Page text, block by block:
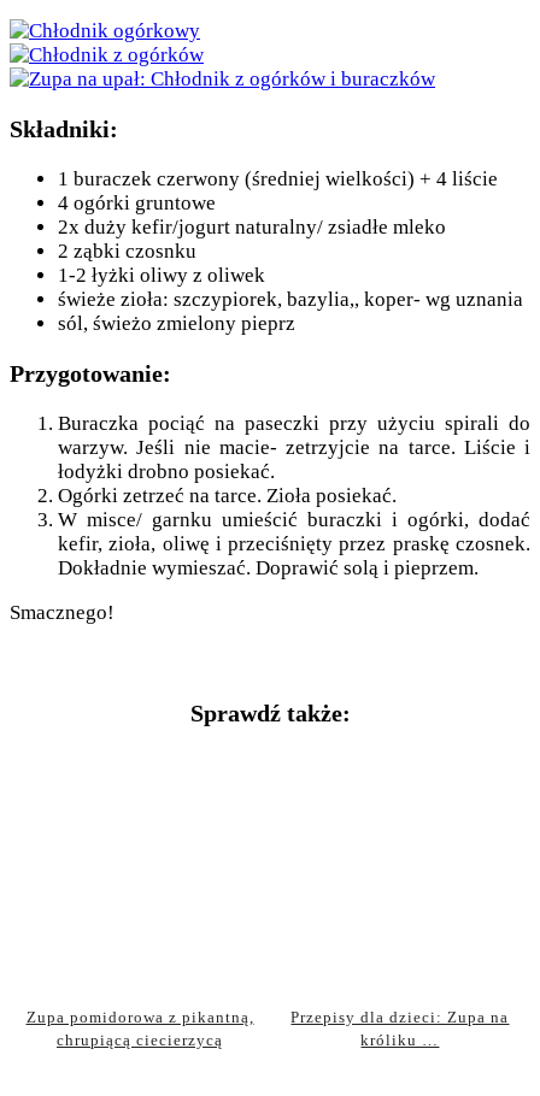
Składniki:
1 buraczek czerwony (średniej wielkości) + 4 liście
4 ogórki gruntowe
2x duży kefir/jogurt naturalny/ zsiadłe mleko
2 ząbki czosnku
1-2 łyżki oliwy z oliwek
świeże zioła: szczypiorek, bazylia,, koper- wg uznania
sól, świeżo zmielony pieprz
Przygotowanie:
Buraczka pociąć na paseczki przy użyciu spirali do
warzyw. Jeśli nie macie- zetrzyjcie na tarce. Liście i
łodyżki drobno posiekać.
Ogórki zetrzeć na tarce. Zioła posiekać.
W misce/ garnku umieścić buraczki i ogórki, dodać
kefir, zioła, oliwę i przeciśnięty przez praskę czosnek.
Dokładnie wymieszać. Doprawić solą i pieprzem.
Smacznego!
Sprawdź także:
Zupa pomidorowa z pikantną,
chrupiącą ciecierzycą
Przepisy dla dzieci: Zupa na
króliku …